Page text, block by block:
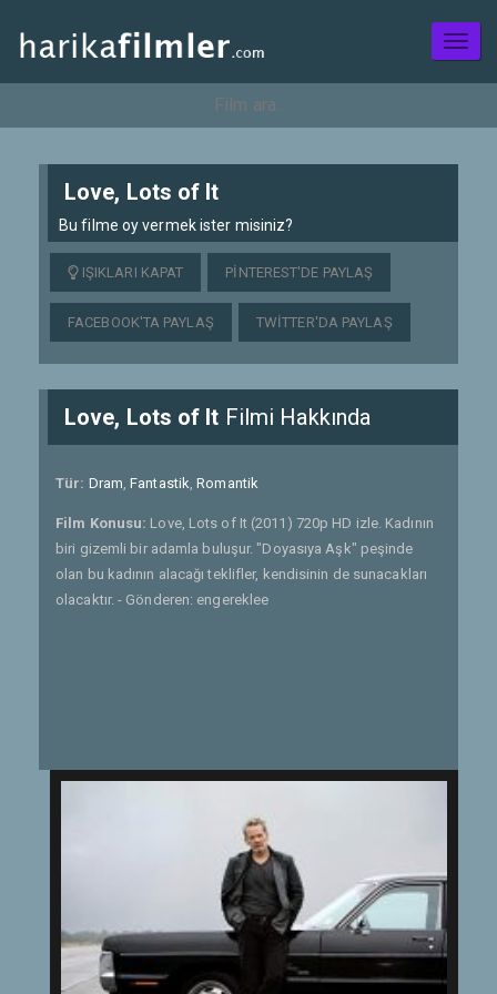
Love, Lots of It
Bu filme oy vermek ister misiniz?
IŞIKLARI KAPAT PINTEREST'DE PAYLAŞ
FACEBOOK'TA PAYLAŞ TWITTER'DA PAYLAŞ
Love, Lots of It Filmi Hakkında
Tür: Dram,Fantastik,Romantik
Film Konusu: Love, Lots of It (2011) 720p HD izle. Kadının
biri gizemli bir adamla buluşur. "Doyasıya Aşk" peşinde
olan bu kadının alacağı teklifler, kendisinin de sunacakları
olacaktır. - Gönderen: engereklee